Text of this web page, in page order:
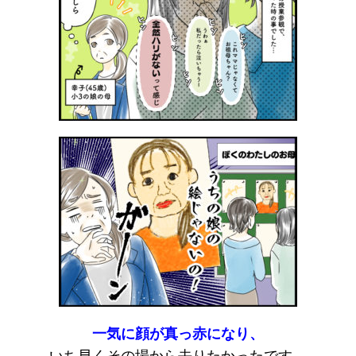
一気に顔が真っ赤になり、